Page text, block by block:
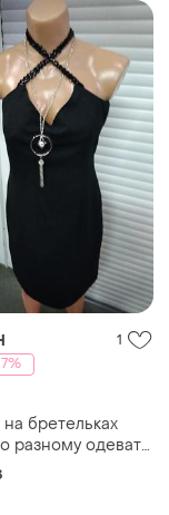
1
бретельках
разному одевать